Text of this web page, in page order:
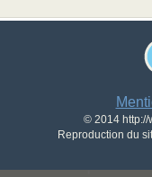
© 2014 http://
Reproduction du